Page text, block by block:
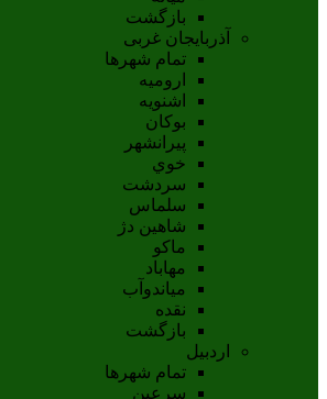
بازگشت
آذربایجان غربی
تمام شهر‌ها
اروميه
اشنويه
بوکان
پيرانشهر
خوي
سردشت
سلماس
شاهين دژ
ماکو
مهاباد
مياندوآب
نقده
بازگشت
اردبیل
تمام شهر‌ها
سرعین